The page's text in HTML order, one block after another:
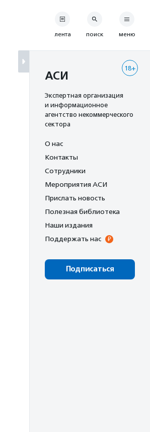
лента поиск меню
18+
АСИ
Экспертная организация
и информационное
агентство некоммерческого
сектора
О нас
Контакты
Сотрудники
Мероприятия АСИ
Прислать новость
Полезная библиотека
Наши издания
Поддержать нас
Подписаться